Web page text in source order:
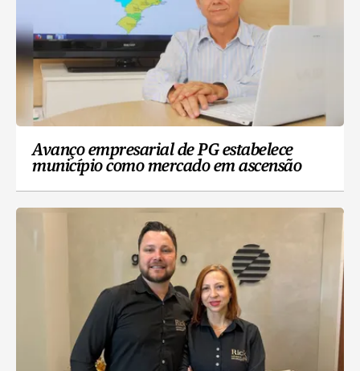
Avanço empresarial de PG estabelece
município como mercado em ascensão